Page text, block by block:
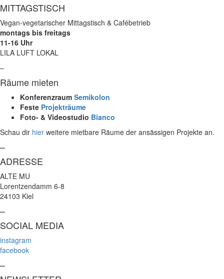
MITTAGSTISCH
Vegan-vegetarischer Mittagstisch & Cafébetrieb
montags bis freitags
11-16 Uhr
LILA LUFT LOKAL
–
Räume mieten
Konferenzraum Semikolon
Feste Projekträume
Foto- & Videostudio Bianco
Schau dir hier weitere mietbare Räume der ansässigen Projekte an.
–
ADRESSE
ALTE MU
Lorentzendamm 6-8
24103 Kiel
–
SOCIAL MEDIA
instagram
facebook
–